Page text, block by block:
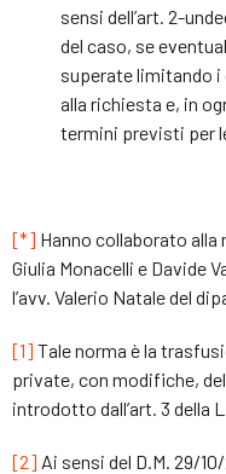
sensi dell’art. 2-
del caso, se
superate limitando
alla richiesta e, in
termini previsti per
[*] Hanno collaborato alla
Giulia Monacelli e Davide
l’avv. Valerio Natale del
[1] Tale norma è la
private, con modifiche,
introdotto dall’art. 3 della
[2] Ai sensi del D.M. 29/